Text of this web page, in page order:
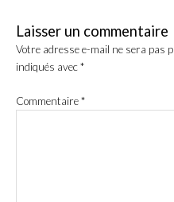
Laisser un commentaire
Votre adresse e-mail ne sera pas
indiqués avec*
Commentaire*